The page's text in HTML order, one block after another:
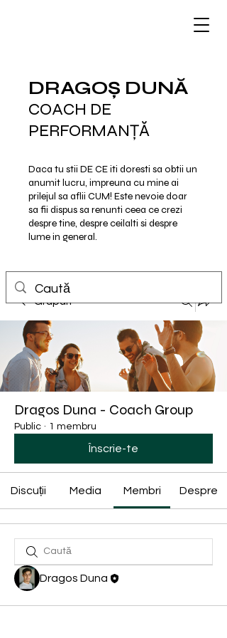
DRAGOȘ DUNĂ
COACH DE
PERFORMANȚĂ
Daca tu stii DE CE iti doresti sa obtii un
anumit lucru, impreuna cu mine ai
prilejul sa aflii CUM! Este nevoie doar
sa fii dispus sa renunti ceea ce crezi
despre tine, despre ceilalti si despre
lume in general.
Grupuri
Dragos Duna - Coach Group
Public · 1 membru
Înscrie-te
Discuții Media Membri Despre
Dragos Duna